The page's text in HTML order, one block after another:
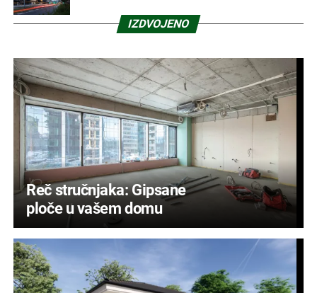
IZDVOJENO
Reč stručnjaka: Gipsane
ploče u vašem domu